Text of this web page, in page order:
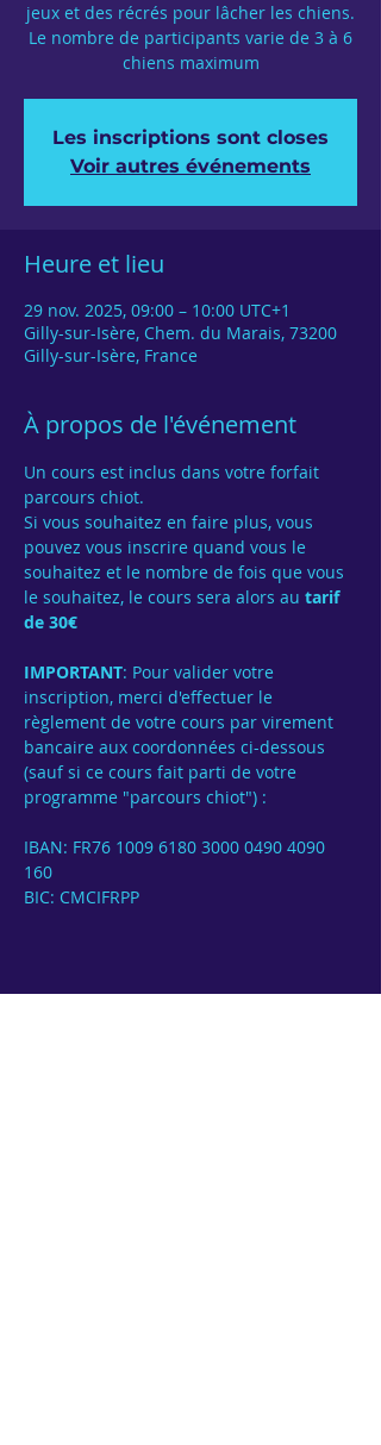
jeux et des récrés pour lâcher les chiens.
Le nombre de participants varie de 3 à 6
chiens maximum
Les inscriptions sont closes
Voir autres événements
Heure et lieu
29 nov. 2025, 09:00 – 10:00 UTC+1
Gilly-sur-Isère, Chem. du Marais, 73200
Gilly-sur-Isère, France
À propos de l'événement
Un cours est inclus dans votre forfait
parcours chiot.
Si vous souhaitez en faire plus, vous
pouvez vous inscrire quand vous le
souhaitez et le nombre de fois que vous
le souhaitez, le cours sera alors au tarif
de 30€
IMPORTANT: Pour valider votre
inscription, merci d'effectuer le
règlement de votre cours par virement
bancaire aux coordonnées ci-dessous
(sauf si ce cours fait parti de votre
programme "parcours chiot") :
IBAN: FR76 1009 6180 3000 0490 4090
160
BIC: CMCIFRPP